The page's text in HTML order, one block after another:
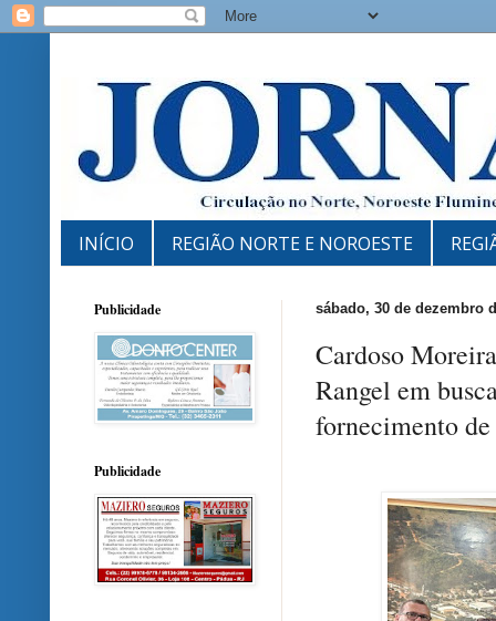
INÍCIO REGIÃO NORTE E NOROESTE
sábado, 30 de dezembro
Cardoso
Rangel em
fornecimento
Publicidade
Publicidade